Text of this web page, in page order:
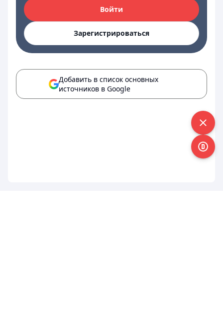
Войти
Зарегистрироваться
Добавить в список основных
источников в Google